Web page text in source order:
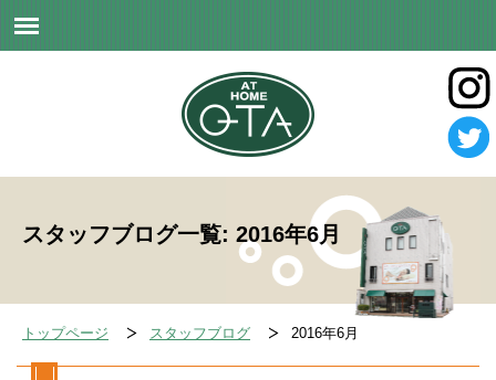
スタッフブログ一覧: 2016年6月
トップページ スタッフブログ 2016年6月